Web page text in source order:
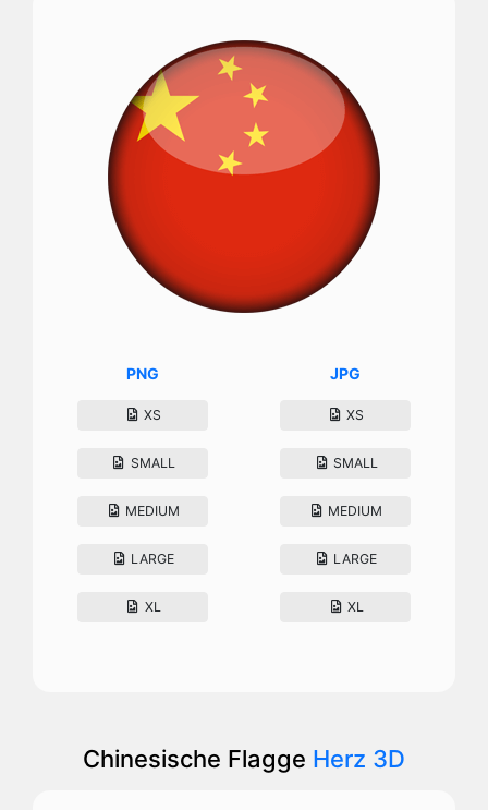
PNG
XS
SMALL
MEDIUM
LARGE
XL
JPG
XS
SMALL
MEDIUM
LARGE
XL
Chinesische Flagge Herz 3D